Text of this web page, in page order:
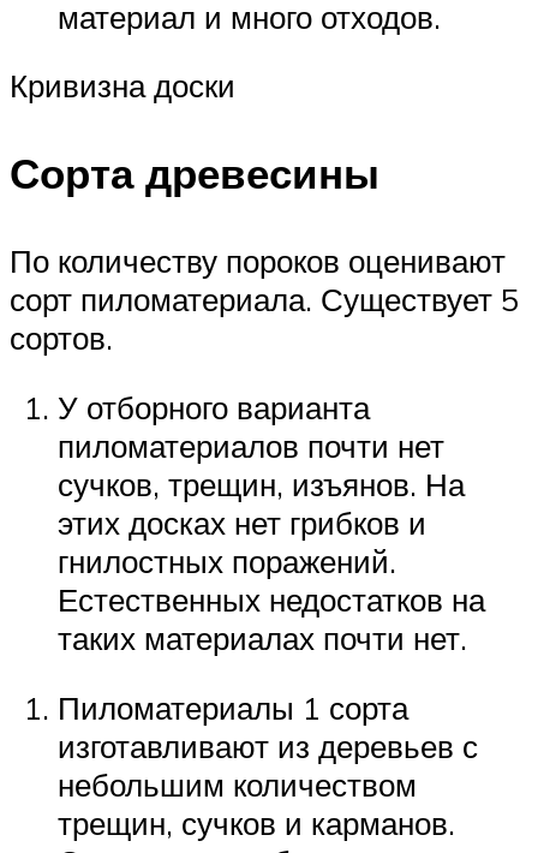
материал и много отходов.
Кривизна доски
Сорта древесины
По количеству пороков оценивают
сорт пиломатериала. Существует 5
сортов.
У отборного варианта
пиломатериалов почти нет
сучков, трещин, изъянов. На
этих досках нет грибков и
гнилостных поражений.
Естественных недостатков на
таких материалах почти нет.
Пиломатериалы 1 сорта
изготавливают из деревьев с
небольшим количеством
трещин, сучков и карманов.